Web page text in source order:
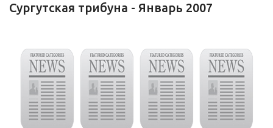
Сургутская трибуна - Январь 2007